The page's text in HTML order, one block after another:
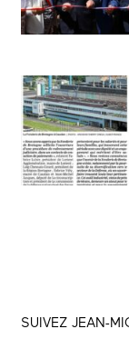
SUIVEZ JEAN-